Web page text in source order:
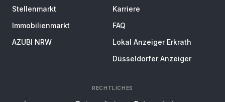
Stellenmarkt
Immobilienmarkt
AZUBI NRW
Karriere
FAQ
Lokal Anzeiger Erkrath
Düsseldorfer Anzeiger
RECHTLICHES